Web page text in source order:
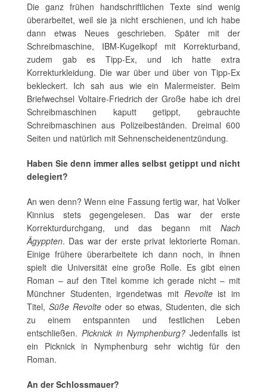
Die ganz frühen handschriftlichen Texte sind wenig
überarbeitet, weil sie ja nicht erschienen, und ich habe
dann etwas Neues geschrieben. Später mit der
Schreibmaschine, IBM-Kugelkopf mit Korrekturband,
zudem gab es Tipp-Ex, und ich hatte extra
Korrekturkleidung. Die war über und über von Tipp-Ex
bekleckert. Ich sah aus wie ein Malermeister. Beim
Briefwechsel Voltaire-Friedrich der Große habe ich drei
Schreibmaschinen kaputt getippt, gebrauchte
Schreibmaschinen aus Polizeibeständen. Dreimal 600
Seiten und natürlich mit Sehnenscheidenentzündung.
Haben Sie denn immer alles selbst getippt und nicht
delegiert?
An wen denn? Wenn eine Fassung fertig war, hat Volker
Kinnius stets gegengelesen. Das war der erste
Korrekturdurchgang, und das begann mit Nach
Ägyppten. Das war der erste privat lektorierte Roman.
Einige frühere überarbeitete ich dann noch, in ihnen
spielt die Universität eine große Rolle. Es gibt einen
Roman – auf den Titel komme ich gerade nicht – mit
Münchner Studenten, irgendetwas mit Revolteist im
Titel, Süße Revolte oder so etwas, Studenten, die sich
zu einem entspannten und festlichen Leben
entschließen. Picknick in Nymphenburg? Jedenfalls ist
ein Picknick in Nymphenburg sehr wichtig für den
Roman.
An der Schlossmauer?